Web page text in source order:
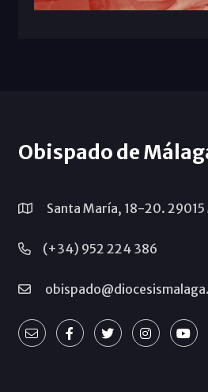
Obispado de
Santa María, 18-20. 29015
(+34) 952 224 386